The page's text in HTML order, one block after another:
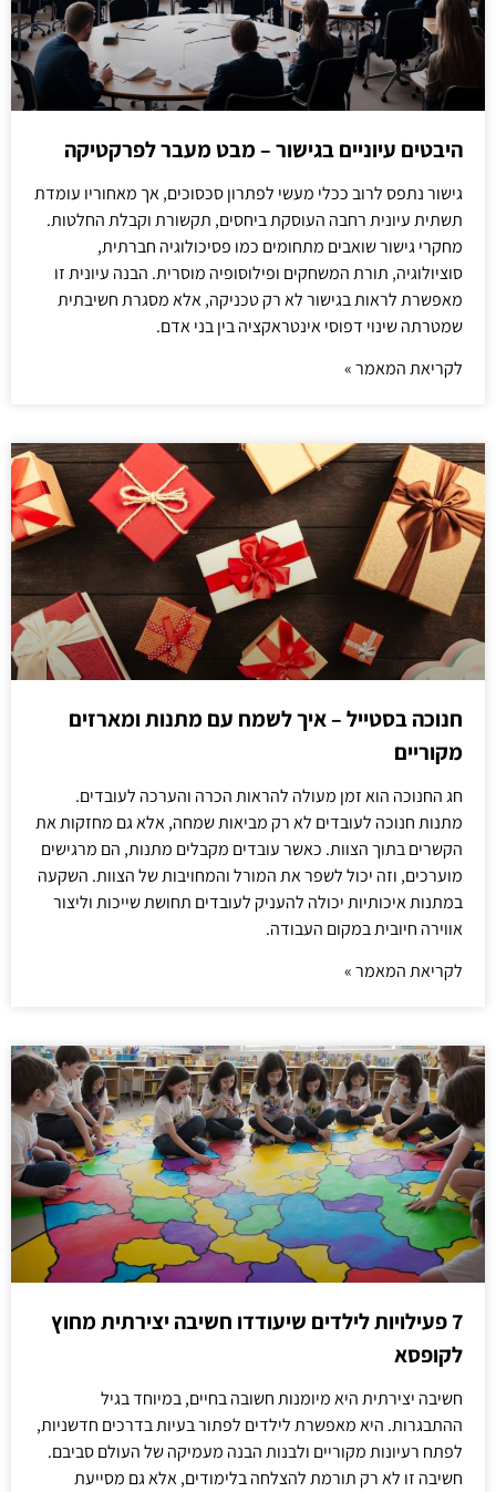
היבטים עיוניים בגישור – מבט מעבר לפרקטיקה
גישור נתפס לרוב ככלי מעשי לפתרון סכסוכים, אך מאחוריו עומדת
תשתית עיונית רחבה העוסקת ביחסים, תקשורת וקבלת החלטות.
מחקרי גישור שואבים מתחומים כמו פסיכולוגיה חברתית,
סוציולוגיה, תורת המשחקים ופילוסופיה מוסרית. הבנה עיונית זו
מאפשרת לראות בגישור לא רק טכניקה, אלא מסגרת חשיבתית
שמטרתה שינוי דפוסי אינטראקציה בין בני אדם.
לקריאת המאמר »
חנוכה בסטייל – איך לשמח עם מתנות ומארזים
מקוריים
חג החנוכה הוא זמן מעולה להראות הכרה והערכה לעובדים.
מתנות חנוכה לעובדים לא רק מביאות שמחה, אלא גם מחזקות את
הקשרים בתוך הצוות. כאשר עובדים מקבלים מתנות, הם מרגישים
מוערכים, וזה יכול לשפר את המורל והמחויבות של הצוות. השקעה
במתנות איכותיות יכולה להעניק לעובדים תחושת שייכות וליצור
אווירה חיובית במקום העבודה.
לקריאת המאמר »
7 פעילויות לילדים שיעודדו חשיבה יצירתית מחוץ
לקופסא
חשיבה יצירתית היא מיומנות חשובה בחיים, במיוחד בגיל
ההתבגרות. היא מאפשרת לילדים לפתור בעיות בדרכים חדשניות,
לפתח רעיונות מקוריים ולבנות הבנה מעמיקה של העולם סביבם.
חשיבה זו לא רק תורמת להצלחה בלימודים, אלא גם מסייעת